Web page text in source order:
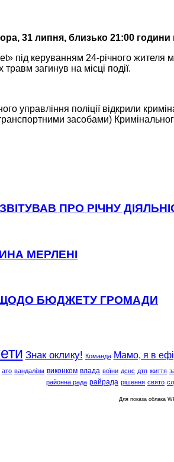
31 липня, близько 21:00 години
під керуванням 24-річного
загинув на місці події.
управління поліції відкрили
засобами)
ПРО РІЧНУ
МЕРЛЕНІ
БЮДЖЕТУ ГРОМАДИ
Знак оклику! Команда Мамо, я в
ато вандалізм виконком влада воїни дснс дтп життя
районна рада райрада рішення свято
Для показа облака